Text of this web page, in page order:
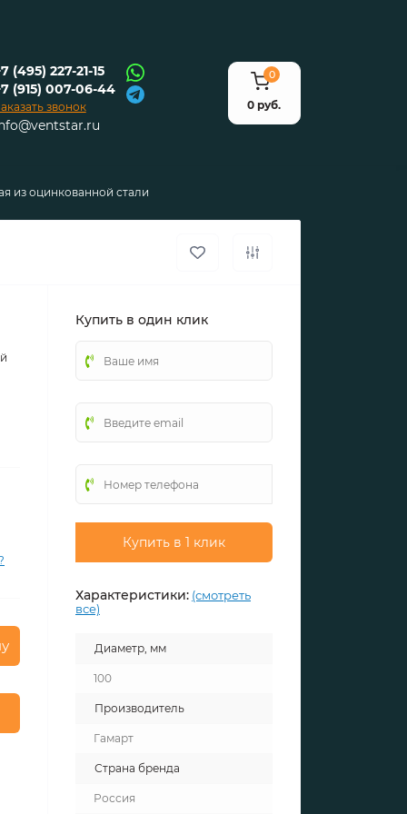
(495) 227-21-15
(915) 007-06-44
звонок
0
0 руб.
из оцинкованной стали
Купить в один клик
Купить в 1 клик
Характеристики: (смотреть
все)
Диаметр, мм
100
Производитель
Гамарт
Страна бренда
Россия